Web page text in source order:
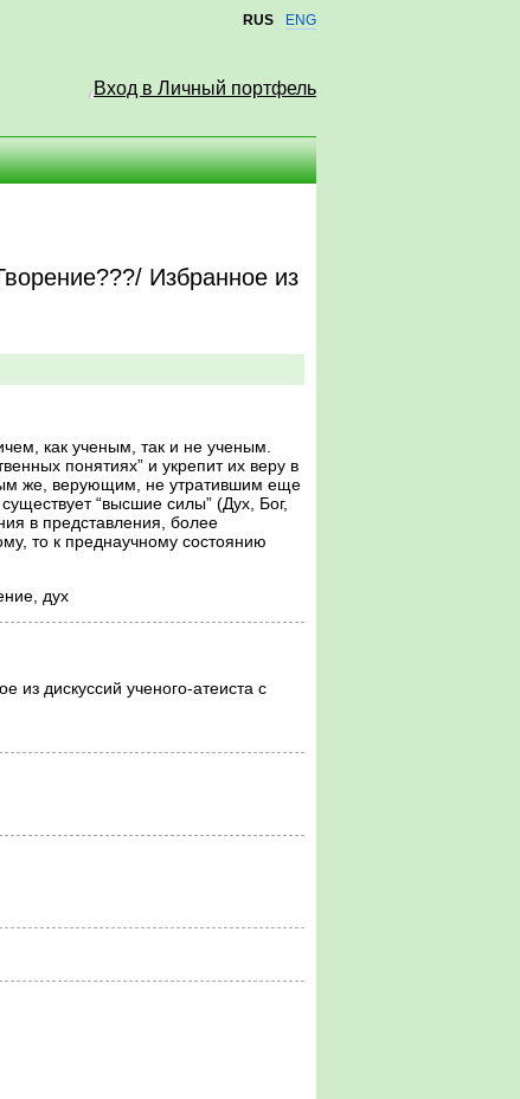
RUS ENG
Вход в Личный портфель
Избранное из
как ученым, так и не ученым.
понятиях” и укрепит их веру в
же, верующим, не утратившим еще
“высшие силы” (Дух, Бог,
в представления, более
то к преднаучному состоянию
дух
дискуссий ученого-атеиста с